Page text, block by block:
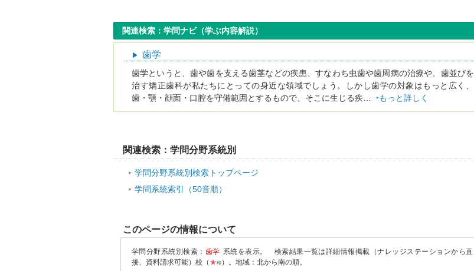
関連検索：学問ナビ（学ぶ内容解説）
歯学
歯学というと、歯や歯を支える歯茎などの疾患、すなわち虫歯や歯周病の治療や、歯並びを
治す矯正歯科が私たちにとっての身近な領域でしょう。しかし歯学の対象はもっと広く、
歯・顎・顔面・口腔を守備範囲とするもので、そこに生じる疾…
もっと詳しく
関連検索：学問分野系統別
学問分野系統別検索トップページ
学問系統索引（50音順）
このページの情報について
学問分野系統別検索： 歯学 系統を表示。
検索結果一覧は詳細情報掲載（ナレッジステーションから直
接、資料請求可能）校（ ★印 ）。地域：北から南の順。